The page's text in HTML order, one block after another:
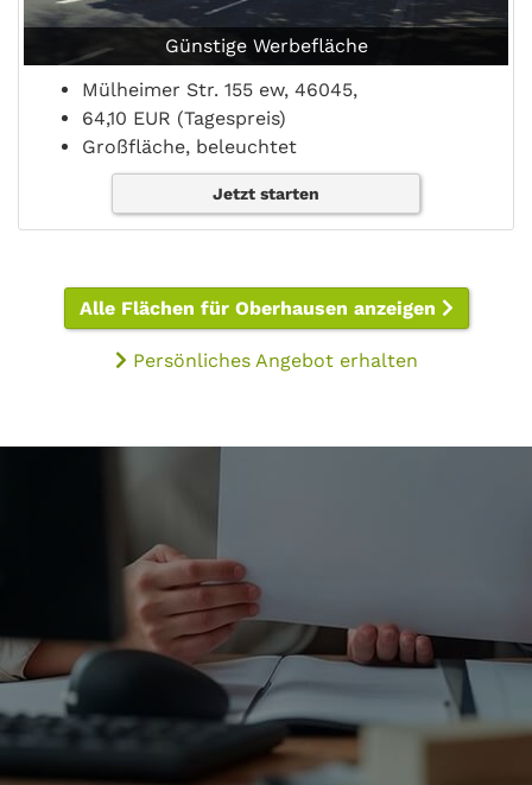
Günstige Werbefläche
Mülheimer Str. 155 ew, 46045,
64,10 EUR (Tagespreis)
Großfläche, beleuchtet
Jetzt starten
Alle Flächen für Oberhausen anzeigen
Persönliches Angebot erhalten